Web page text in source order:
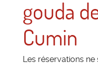
gouda
Cumin
Les réservations